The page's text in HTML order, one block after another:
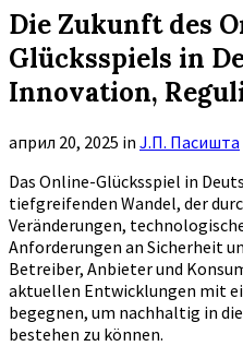
Die Zukunft des
Glücksspiels in
Innovation,
април 20, 2025 in Ј.П. Пасишта
Das Online-Glücksspiel in
tiefgreifenden Wandel, der
Veränderungen,
Anforderungen an Sicherheit
Betreiber, Anbieter und
aktuellen Entwicklungen mit
begegnen, um nachhaltig in
bestehen zu können.